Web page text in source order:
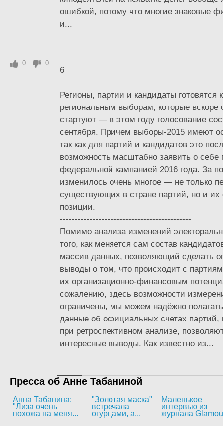
ошибкой, потому что многие знаковые
и...
6
Регионы, партии и кандидаты готовятся
региональным выборам, которые
стартуют — в этом году голосование
сентября. Причем выборы-2015 имеют
так как для партий и кандидатов это
возможность масштабно заявить о себе
федеральной кампанией 2016 года. За
изменилось очень многое — не только
существующих в стране партий, но и их
позиции.
--------------------------------------------
Помимо анализа изменений
того, как меняется сам состав
массив данных, позволяющий сделать
выводы о том, что происходит с
их организационно-финансовым
сожалению, здесь возможности
ограничены, мы можем надёжно
данные об официальных счетах партий,
при ретроспективном анализе,
интересные выводы. Как известно из...
0 0
Пресса об Анне Табаниной
Анна Табанина:
"Лиза очень
похожа на меня...
"Золотая маска"
встречала
огурцами, а...
Маленькое
интервью из
журнала